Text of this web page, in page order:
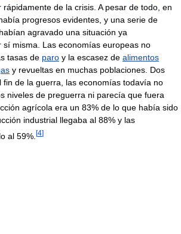
de la crisis. A pesar de todo, en
progresos evidentes, y una serie de
agravado una situación ya
sí misma. Las economías europeas no
tasas de paro y la escasez de alimentos
y revueltas en muchas poblaciones. Dos
fin de la guerra, las economías todavía no
niveles de preguerra ni parecía que fuera
agrícola era un 83% de lo que había sido
industrial llegaba al 88% y las
al 59%. [4]